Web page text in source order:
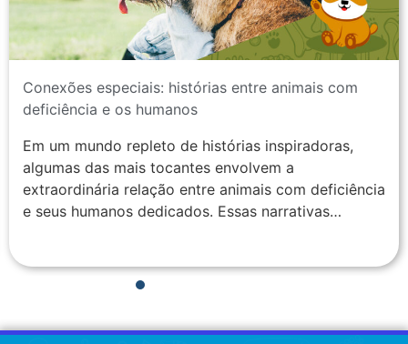
Conexões especiais: histórias entre animais com
deficiência e os humanos
Em um mundo repleto de histórias inspiradoras,
algumas das mais tocantes envolvem a
extraordinária relação entre animais com deficiência
e seus humanos dedicados. Essas narrativas…